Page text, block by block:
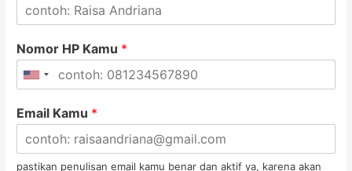
Nomor HP Kamu *
Email Kamu *
pastikan penulisan email kamu benar dan aktif ya, karena akan